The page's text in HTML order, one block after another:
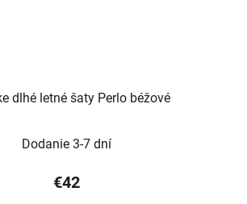
dlhé letné šaty Perlo béžové
Dodanie 3-7 dní
€42